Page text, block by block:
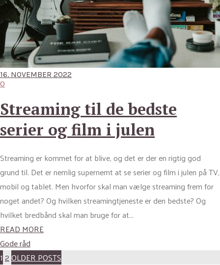
16. NOVEMBER 2022
0
Streaming til de bedste
serier og film i julen
Streaming er kommet for at blive, og det er der en rigtig god
grund til. Det er nemlig supernemt at se serier og film i julen på TV,
mobil og tablet. Men hvorfor skal man vælge streaming frem for
noget andet? Og hvilken streamingtjeneste er den bedste? Og
hvilket bredbånd skal man bruge for at...
READ MORE
Gode råd
1 2 OLDER POSTS